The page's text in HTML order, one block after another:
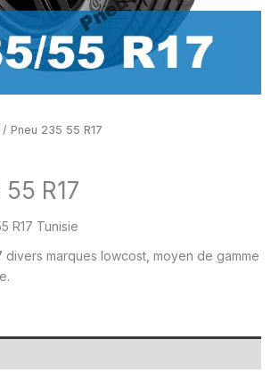
/ Pneu 235 55 R17
R17
R17 Tunisie
divers marques lowcost, moyen de gamme